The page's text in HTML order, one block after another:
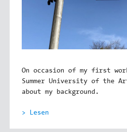
On occasion of my first
Summer University of the
about my background.
> Lesen